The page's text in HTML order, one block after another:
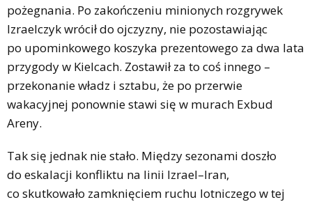
pożegnania. Po zakończeniu minionych rozgrywek
Izraelczyk wrócił do ojczyzny, nie pozostawiając
po upominkowego koszyka prezentowego za dwa lata
przygody w Kielcach. Zostawił za to coś innego –
przekonanie władz i sztabu, że po przerwie
wakacyjnej ponownie stawi się w murach Exbud
Areny.
Tak się jednak nie stało. Między sezonami doszło
do eskalacji konfliktu na linii Izrael–Iran,
co skutkowało zamknięciem ruchu lotniczego w tej